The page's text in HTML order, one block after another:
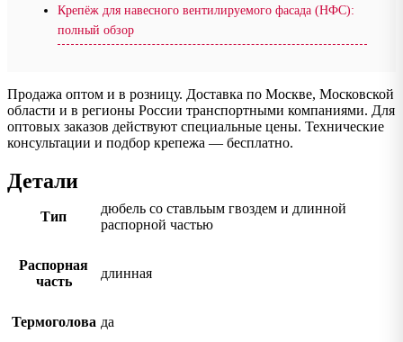
Крепёж для навесного вентилируемого фасада (НФС):
полный обзор
Продажа оптом и в розницу. Доставка по Москве, Московской
области и в регионы России транспортными компаниями. Для
оптовых заказов действуют специальные цены. Технические
консультации и подбор крепежа — бесплатно.
Детали
Тип
дюбель со ставльым гвоздем и длинной
распорной частью
Распорная
часть
длинная
Термоголова да